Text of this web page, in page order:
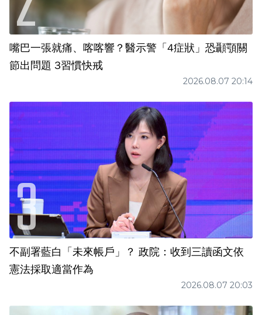
嘴巴一張就痛、喀喀響？醫示警「4症狀」恐顳顎關
節出問題 3習慣快戒
2026.08.07 20:14
不副署藍白「未來帳戶」？ 政院：收到三讀函文依
憲法採取適當作為
2026.08.07 20:03